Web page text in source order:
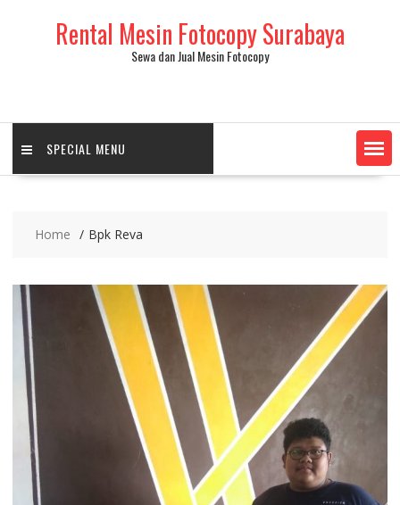
Rental Mesin Fotocopy Surabaya
Sewa dan Jual Mesin Fotocopy
SPECIAL MENU
Home Bpk Reva